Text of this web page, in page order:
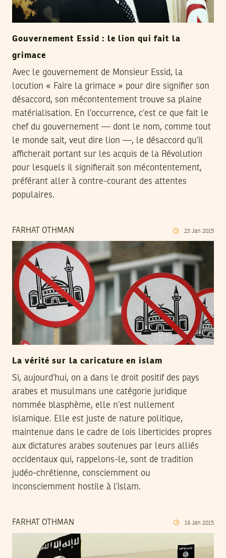
Gouvernement Essid : le lion qui fait la
grimace
Avec le gouvernement de Monsieur Essid, la
locution « Faire la grimace » pour dire signifier son
désaccord, son mécontentement trouve sa plaine
matérialisation. En l’occurrence, c’est ce que fait le
chef du gouvernement — dont le nom, comme tout
le monde sait, veut dire lion —, le désaccord qu’il
afficherait portant sur les acquis de la Révolution
pour lesquels il signifierait son mécontentement,
préférant aller à contre-courant des attentes
populaires.
FARHAT OTHMAN 23 Jan 2015
La vérité sur la caricature en islam
Si, aujourd’hui, on a dans le droit positif des pays
arabes et musulmans une catégorie juridique
nommée blasphème, elle n’est nullement
islamique. Elle est juste de nature politique,
maintenue dans le cadre de lois liberticides propres
aux dictatures arabes soutenues par leurs alliés
occidentaux qui, rappelons-le, sont de tradition
judéo-chrétienne, consciemment ou
inconsciemment hostile à l’islam.
FARHAT OTHMAN 19 Jan 2015